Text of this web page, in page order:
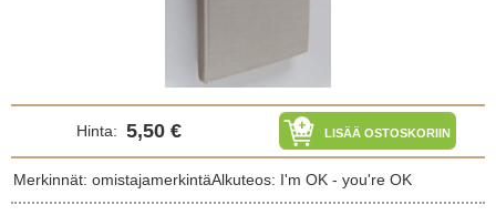
Hinta: 5,50 € LISÄÄ OSTOSKORIIN
Merkinnät: omistajamerkintäAlkuteos: I'm OK - you're OK